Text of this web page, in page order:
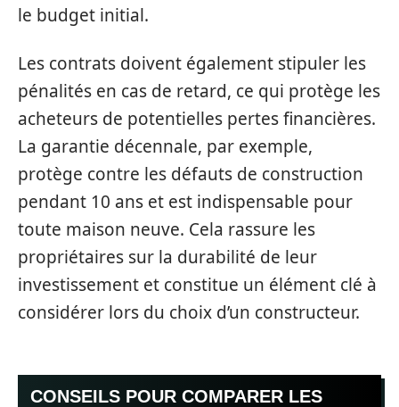
le budget initial.
Les contrats doivent également stipuler les
pénalités en cas de retard, ce qui protège les
acheteurs de potentielles pertes financières.
La garantie décennale, par exemple,
protège contre les défauts de construction
pendant 10 ans et est indispensable pour
toute maison neuve. Cela rassure les
propriétaires sur la durabilité de leur
investissement et constitue un élément clé à
considérer lors du choix d’un constructeur.
CONSEILS POUR COMPARER LES